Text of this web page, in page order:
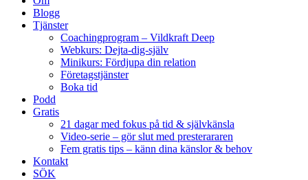
Blogg
Tjänster
Coachingprogram – Vildkraft Deep
Webkurs: Dejta-dig-själv
Minikurs: Fördjupa din relation
Företagstjänster
Boka tid
Podd
Gratis
21 dagar med fokus på tid & självkänsla
Video-serie – gör slut med presterararen
Fem gratis tips – känn dina känslor & behov
Kontakt
SÖK